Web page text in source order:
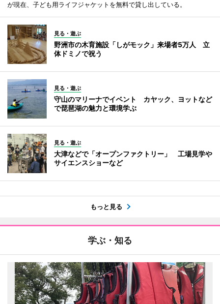
が現在、子ども用ライフジャケットを無料で貸し出している。
見る・遊ぶ
野洲市の木育施設「しがモック」来場者5万人 立
体ドミノで祝う
見る・遊ぶ
守山のマリーナでイベント カヤック、ヨットなど
で琵琶湖の魅力と環境学ぶ
見る・遊ぶ
大津などで「オープンファクトリー」 工場見学や
サイエンスショーなど
もっと見る
学ぶ・知る